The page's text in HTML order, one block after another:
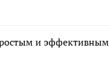
и эффективным